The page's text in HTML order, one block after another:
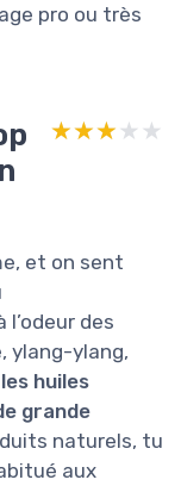
pro ou très
★★★★★
★★★★★
et on sent
des
ylang-ylang,
huiles
grande
naturels, tu
aux